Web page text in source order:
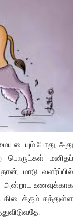
போது, அது
பொருட்கள் மனிதப்
மாடு வளர்ப்பில்
அன்றாட உணவுக்காக
கிடைக்கும் சத்துள்ள